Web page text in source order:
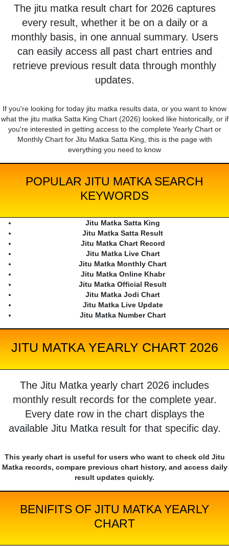
The jitu matka result chart for 2026 captures
every result, whether it be on a daily or a
monthly basis, in one annual summary. Users
can easily access all past chart entries and
retrieve previous result data through monthly
updates.
If you're looking for today jitu matka results data, or you want to know
what the jitu matka Satta King Chart (2026) looked like historically, or if
you're interested in getting access to the complete Yearly Chart or
Monthly Chart for Jitu Matka Satta King, this is the page with
everything you need to know
POPULAR JITU MATKA SEARCH
KEYWORDS
Jitu Matka Satta King
Jitu Matka Satta Result
Jitu Matka Chart Record
Jitu Matka Live Chart
Jitu Matka Monthly Chart
Jitu Matka Online Khabr
Jitu Matka Official Result
Jitu Matka Jodi Chart
Jitu Matka Live Update
Jitu Matka Number Chart
JITU MATKA YEARLY CHART 2026
The Jitu Matka yearly chart 2026 includes
monthly result records for the complete year.
Every date row in the chart displays the
available Jitu Matka result for that specific day.
This yearly chart is useful for users who want to check old Jitu
Matka records, compare previous chart history, and access daily
result updates quickly.
BENIFITS OF JITU MATKA YEARLY
CHART